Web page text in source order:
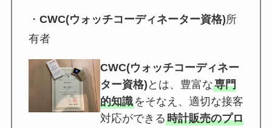
・ CWC(ウォッチコーディネーター資格)所
有者
CWC(ウォッチコーディネー
ター資格) とは、豊富な専門
的知識をそなえ、適切な接客
対応ができる時計販売のプロ